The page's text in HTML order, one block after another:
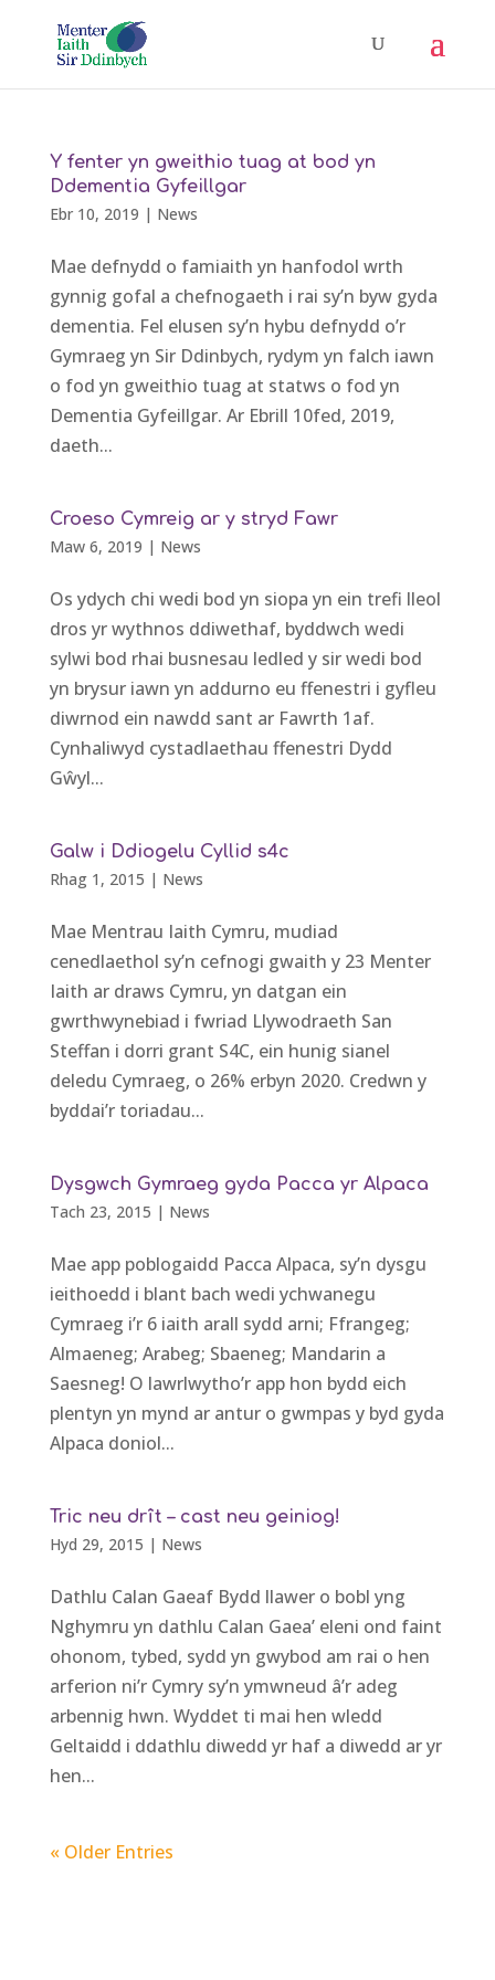
Y fenter yn gweithio tuag at bod yn
Ddementia Gyfeillgar
Ebr 10, 2019 | News
Mae defnydd o famiaith yn hanfodol wrth
gynnig gofal a chefnogaeth i rai sy’n byw gyda
dementia. Fel elusen sy’n hybu defnydd o’r
Gymraeg yn Sir Ddinbych, rydym yn falch iawn
o fod yn gweithio tuag at statws o fod yn
Dementia Gyfeillgar. Ar Ebrill 10fed, 2019,
daeth...
Croeso Cymreig ar y stryd Fawr
Maw 6, 2019 | News
Os ydych chi wedi bod yn siopa yn ein trefi lleol
dros yr wythnos ddiwethaf, byddwch wedi
sylwi bod rhai busnesau ledled y sir wedi bod
yn brysur iawn yn addurno eu ffenestri i gyfleu
diwrnod ein nawdd sant ar Fawrth 1af.
Cynhaliwyd cystadlaethau ffenestri Dydd
Gŵyl...
Galw i Ddiogelu Cyllid s4c
Rhag 1, 2015 | News
Mae Mentrau Iaith Cymru, mudiad
cenedlaethol sy’n cefnogi gwaith y 23 Menter
Iaith ar draws Cymru, yn datgan ein
gwrthwynebiad i fwriad Llywodraeth San
Steffan i dorri grant S4C, ein hunig sianel
deledu Cymraeg, o 26% erbyn 2020. Credwn y
byddai’r toriadau...
Dysgwch Gymraeg gyda Pacca yr Alpaca
Tach 23, 2015 | News
Mae app poblogaidd Pacca Alpaca, sy’n dysgu
ieithoedd i blant bach wedi ychwanegu
Cymraeg i’r 6 iaith arall sydd arni; Ffrangeg;
Almaeneg; Arabeg; Sbaeneg; Mandarin a
Saesneg! O lawrlwytho’r app hon bydd eich
plentyn yn mynd ar antur o gwmpas y byd gyda
Alpaca doniol...
Tric neu drît – cast neu geiniog!
Hyd 29, 2015 | News
Dathlu Calan Gaeaf Bydd llawer o bobl yng
Nghymru yn dathlu Calan Gaea’ eleni ond faint
ohonom, tybed, sydd yn gwybod am rai o hen
arferion ni’r Cymry sy’n ymwneud â’r adeg
arbennig hwn. Wyddet ti mai hen wledd
Geltaidd i ddathlu diwedd yr haf a diwedd ar yr
hen...
« Older Entries